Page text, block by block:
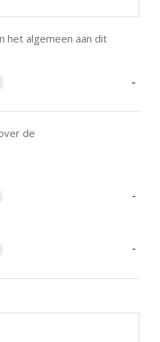
het algemeen aan dit
-
de
-
-